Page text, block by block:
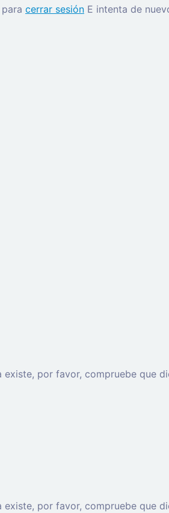
cerrar sesión E intenta de
por favor, compruebe que
por favor, compruebe que